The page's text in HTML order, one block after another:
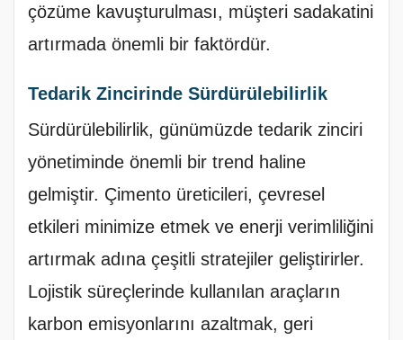
çözüme kavuşturulması, müşteri sadakatini
artırmada önemli bir faktördür.
Tedarik Zincirinde Sürdürülebilirlik
Sürdürülebilirlik, günümüzde tedarik zinciri
yönetiminde önemli bir trend haline
gelmiştir. Çimento üreticileri, çevresel
etkileri minimize etmek ve enerji verimliliğini
artırmak adına çeşitli stratejiler geliştirirler.
Lojistik süreçlerinde kullanılan araçların
karbon emisyonlarını azaltmak, geri